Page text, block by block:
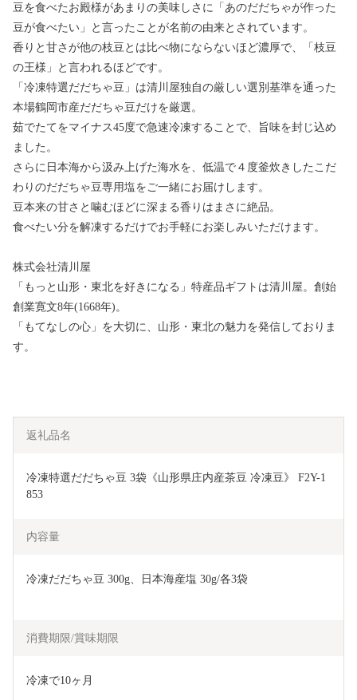
豆を食べたお殿様があまりの美味しさに「あのだだちゃが作った
豆が食べたい」と言ったことが名前の由来とされています。
香りと甘さが他の枝豆とは比べ物にならないほど濃厚で、「枝豆
の王様」と言われるほどです。
「冷凍特選だだちゃ豆」は清川屋独自の厳しい選別基準を通った
本場鶴岡市産だだちゃ豆だけを厳選。
茹でたてをマイナス45度で急速冷凍することで、旨味を封じ込め
ました。
さらに日本海から汲み上げた海水を、低温で４度釜炊きしたこだ
わりのだだちゃ豆専用塩をご一緒にお届けします。
豆本来の甘さと噛むほどに深まる香りはまさに絶品。
食べたい分を解凍するだけでお手軽にお楽しみいただけます。
株式会社清川屋
「もっと山形・東北を好きになる」特産品ギフトは清川屋。創始
創業寛文8年(1668年)。
「もてなしの心」を大切に、山形・東北の魅力を発信しておりま
す。
返礼品名
冷凍特選だだちゃ豆 3袋《山形県庄内産茶豆 冷凍豆》 F2Y-1
853
内容量
冷凍だだちゃ豆 300g、日本海産塩 30g/各3袋
消費期限/賞味期限
冷凍で10ヶ月